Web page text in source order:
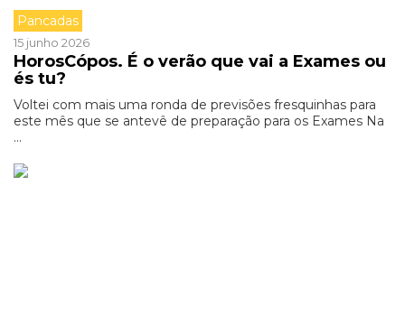
Pancadas
15 junho 2026
HorosCópos. É o verão que vai a Exames ou
és tu?
Voltei com mais uma ronda de previsões fresquinhas para
este mês que se antevê de preparação para os Exames Na
...